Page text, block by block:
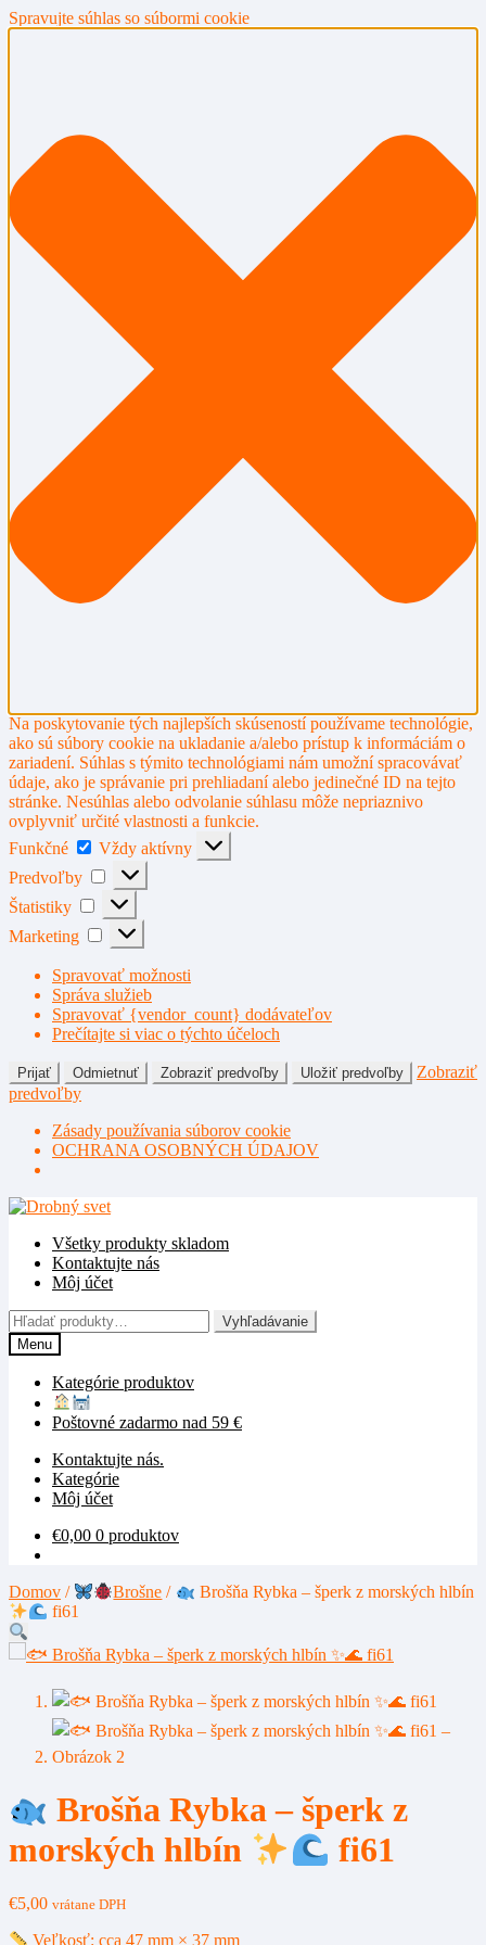
Spravujte súhlas so súbormi cookie
Na poskytovanie tých najlepších skúseností používame technológie,
ako sú súbory cookie na ukladanie a/alebo prístup k informáciám o
zariadení. Súhlas s týmito technológiami nám umožní spracovávať
údaje, ako je správanie pri prehliadaní alebo jedinečné ID na tejto
stránke. Nesúhlas alebo odvolanie súhlasu môže nepriaznivo
ovplyvniť určité vlastnosti a funkcie.
Funkčné
Funkčné
Vždy aktívny
Predvoľby
Predvoľby
Štatistiky Štatistiky
Marketing Marketing
Spravovať možnosti
Správa služieb
Spravovať {vendor_count} dodávateľov
Prečítajte si viac o týchto účeloch
Prijať Odmietnuť Zobraziť predvoľby Uložiť predvoľby
Zobraziť
predvoľby
Zásady používania súborov cookie
OCHRANA OSOBNÝCH ÚDAJOV
Preskočiť
navigáciu
Preskočiť
obsah
Všetky produkty skladom
Kontaktujte nás
Môj účet
Hľadať:
Vyhľadávanie
Menu
Kategórie produktov
Poštovné zadarmo nad 59 €
Kontaktujte nás.
Kategórie
Môj účet
€0,00 0 produktov
Domov / Brošne /
Brošňa Rybka – šperk z morských hlbín
fi61
Brošňa Rybka – šperk z
morských hlbín
fi61
€5,00 vrátane DPH
Veľkosť: cca 47 mm × 37 mm